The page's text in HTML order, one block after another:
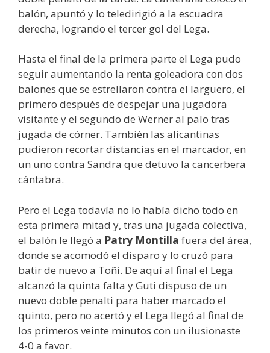
balón, apuntó y lo teledirigió a la escuadra
derecha, logrando el tercer gol del Lega.
Hasta el final de la primera parte el Lega pudo
seguir aumentando la renta goleadora con dos
balones que se estrellaron contra el larguero, el
primero después de despejar una jugadora
visitante y el segundo de Werner al palo tras
jugada de córner. También las alicantinas
pudieron recortar distancias en el marcador, en
un uno contra Sandra que detuvo la cancerbera
cántabra.
Pero el Lega todavía no lo había dicho todo en
esta primera mitad y, tras una jugada colectiva,
el balón le llegó a Patry Montilla fuera del área,
donde se acomodó el disparo y lo cruzó para
batir de nuevo a Toñi. De aquí al final el Lega
alcanzó la quinta falta y Guti dispuso de un
nuevo doble penalti para haber marcado el
quinto, pero no acertó y el Lega llegó al final de
los primeros veinte minutos con un ilusionaste
4-0 a favor.